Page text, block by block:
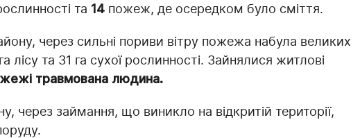
та 14 пожеж, де осередком було сміття.
через сильні пориви вітру пожежа набула великих
лісу та 31 га сухої рослинності. Зайнялися житлові
травмована людина.
через займання, що виникло на відкритій території,